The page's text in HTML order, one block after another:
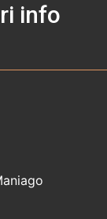
info